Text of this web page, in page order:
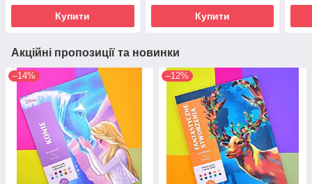
Купити Купити
Акційні пропозиції та новинки
–14% –12%